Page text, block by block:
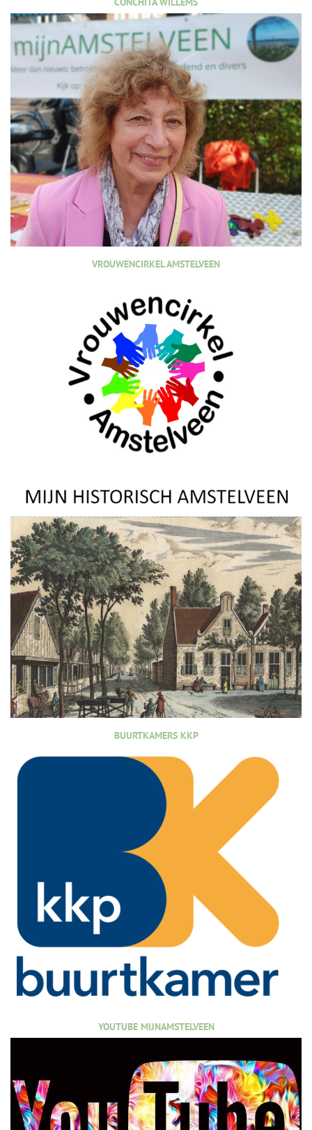
VROUWENCIRKEL AMSTELVEEN
BUURTKAMERS KKP
YOUTUBE MIJNAMSTELVEEN